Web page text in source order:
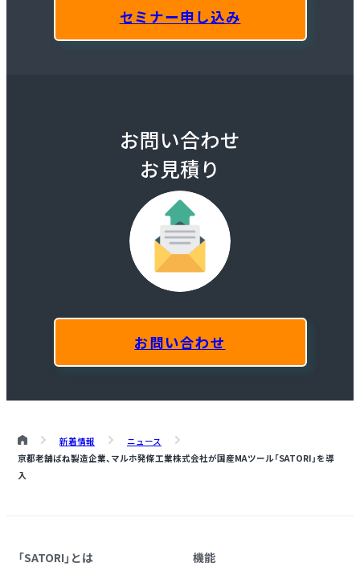
セミナー申し込み
お問い合わせ
お見積り
お問い合わせ
新着情報
ニュース
京都老舗ばね製造企業、マルホ発條工業株式会社が国産MAツール「SATORI」を導
入
「SATORI」とは 機能